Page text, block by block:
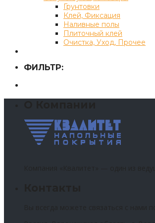
Грунтовки
Клей, Фиксация
Наливные полы
Плиточный клей
Очистка, Уход, Прочее
ФИЛЬТР: